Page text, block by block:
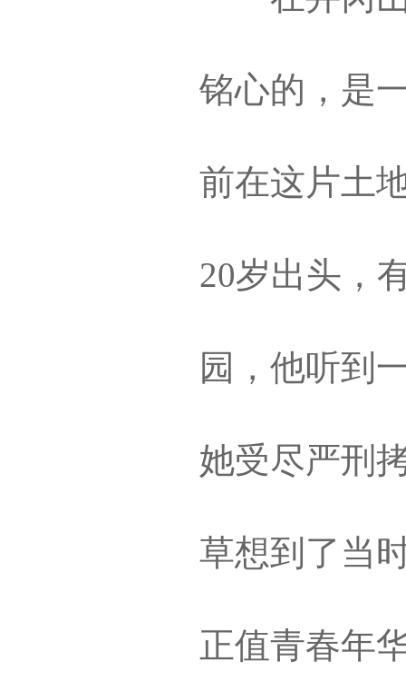
铭心的，是
前在这片土
20岁出头，
园，他听到
她受尽严刑
草想到了当
正值青春年